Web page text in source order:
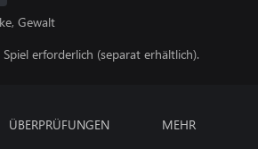
Gewalt
erforderlich (separat erhältlich).
ÜBERPRÜFUNGEN MEHR